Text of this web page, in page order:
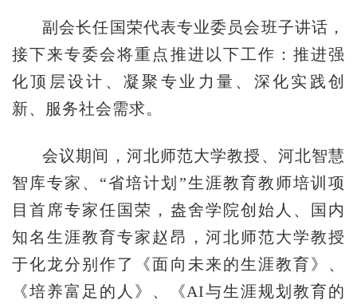
副会长任国荣代表专业委员会班子讲话，
接下来专委会将重点推进以下工作：推进强
化顶层设计、凝聚专业力量、深化实践创
新、服务社会需求。
会议期间，河北师范大学教授、河北智慧
智库专家、“省培计划”生涯教育教师培训项
目首席专家任国荣，盎舍学院创始人、国内
知名生涯教育专家赵昂，河北师范大学教授
于化龙分别作了《面向未来的生涯教育》、
《培养富足的人》、《AI与生涯规划教育的